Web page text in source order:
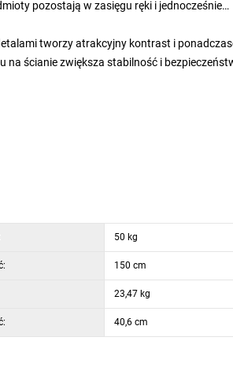
pozostają w zasięgu ręki i jednocześnie
tworzy atrakcyjny kontrast i
na ścianie zwiększa stabilność i
50 kg
150 cm
23,47 kg
40,6 cm